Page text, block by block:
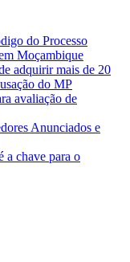
do Processo
Moçambique
adquirir mais de 20
do MP
avaliação de
Anunciados e
a chave para o